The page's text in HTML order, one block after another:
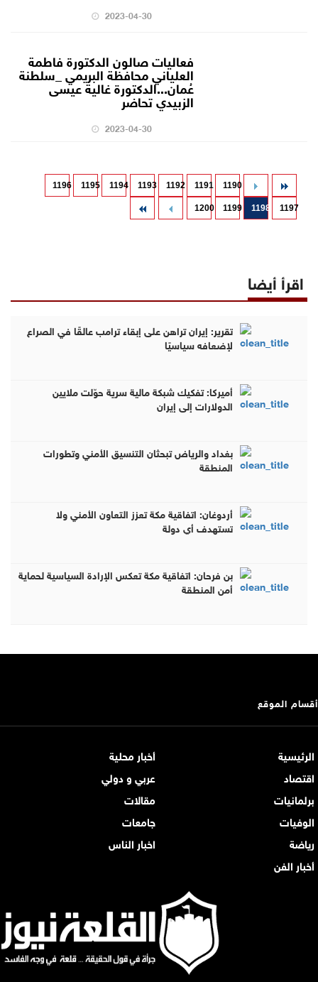
2023-04-30
فعاليات صالون الدكتورة فاطمة
العلياني محافظة البريمي _سلطنة
عُمان...الدكتورة غالية عيسى
الزبيدي تحاضر
2023-04-30
1190
1191
1192
1193
1194
1195
1196
1197
1198
1199
1200
اقرأ أيضا
تقرير: إيران تراهن على إبقاء ترامب عالقًا في الصراع
لإضعافه سياسيًا
أميركا: تفكيك شبكة مالية سرية حوّلت ملايين
الدولارات إلى إيران
بغداد والرياض تبحثان التنسيق الأمني وتطورات
المنطقة
أردوغان: اتفاقية مكة تعزز التعاون الأمني ولا
تستهدف أي دولة
بن فرحان: اتفاقية مكة تعكس الإرادة السياسية لحماية
أمن المنطقة
أقسام الموقع
الرئيسية
أخبار محلية
اقتصاد
عربي و دولي
برلمانيات
مقالات
الوفيات
جامعات
رياضة
اخبار الناس
أخبار الفن